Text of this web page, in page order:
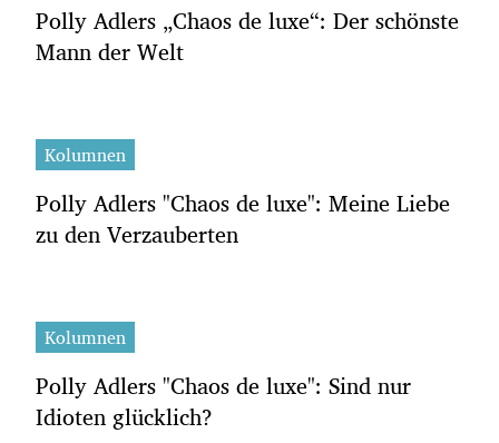
Polly Adlers „Chaos de luxe“: Der schönste
Mann der Welt
Kolumnen
Polly Adlers "Chaos de luxe": Meine Liebe
zu den Verzauberten
Kolumnen
Polly Adlers "Chaos de luxe": Sind nur
Idioten glücklich?